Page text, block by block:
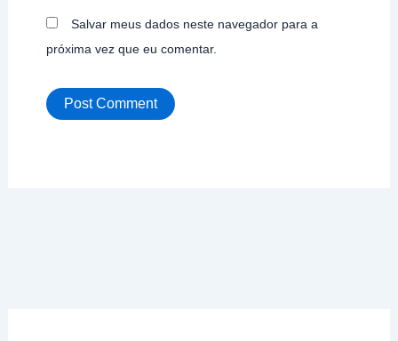
Salvar meus dados neste navegador para a
próxima vez que eu comentar.